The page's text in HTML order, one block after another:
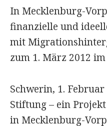
In Mecklenburg-
finanzielle und
mit
zum 1. März 2012
Schwerin, 1.
Stiftung – ein
in Mecklenburg-